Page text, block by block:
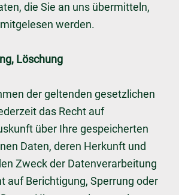
die Sie an uns übermitteln,
werden.
Löschung
der geltenden gesetzlichen
das Recht auf
über Ihre gespeicherten
Daten, deren Herkunft und
Zweck der Datenverarbeitung
auf Berichtigung, Sperrung oder